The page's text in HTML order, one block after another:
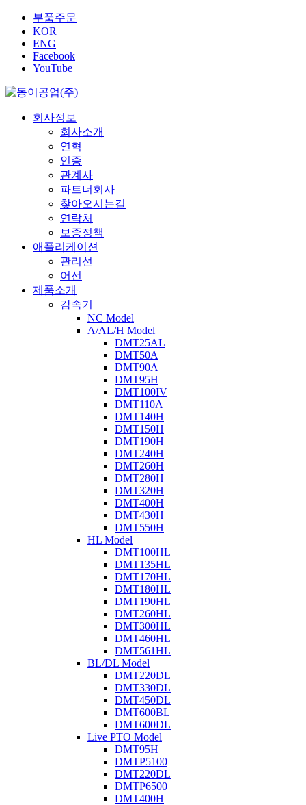
부품주문
KOR
ENG
Facebook
YouTube
회사정보
회사소개
연혁
인증
관계사
파트너회사
찾아오시는길
연락처
보증정책
애플리케이션
관리선
어선
제품소개
감속기
NC Model
A/AL/H Model
DMT25AL
DMT50A
DMT90A
DMT95H
DMT100IV
DMT110A
DMT140H
DMT150H
DMT190H
DMT240H
DMT260H
DMT280H
DMT320H
DMT400H
DMT430H
DMT550H
HL Model
DMT100HL
DMT135HL
DMT170HL
DMT180HL
DMT190HL
DMT260HL
DMT300HL
DMT460HL
DMT561HL
BL/DL Model
DMT220DL
DMT330DL
DMT450DL
DMT600BL
DMT600DL
Live PTO Model
DMT95H
DMTP5100
DMT220DL
DMTP6500
DMT400H